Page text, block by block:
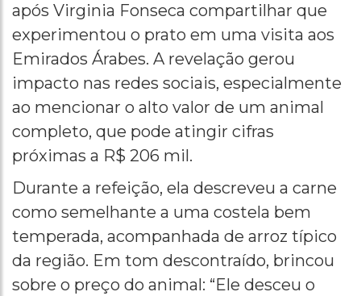
após Virginia Fonseca compartilhar que
experimentou o prato em uma visita aos
Emirados Árabes. A revelação gerou
impacto nas redes sociais, especialmente
ao mencionar o alto valor de um animal
completo, que pode atingir cifras
próximas a R$ 206 mil.
Durante a refeição, ela descreveu a carne
como semelhante a uma costela bem
temperada, acompanhada de arroz típico
da região. Em tom descontraído, brincou
sobre o preço do animal: “Ele desceu o